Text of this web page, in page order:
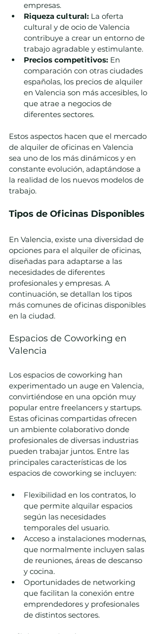
empresas.
Riqueza cultural: La oferta
cultural y de ocio de Valencia
contribuye a crear un entorno de
trabajo agradable y estimulante.
Precios competitivos: En
comparación con otras ciudades
españolas, los precios de alquiler
en Valencia son más accesibles, lo
que atrae a negocios de
diferentes sectores.
Estos aspectos hacen que el mercado
de alquiler de oficinas en Valencia
sea uno de los más dinámicos y en
constante evolución, adaptándose a
la realidad de los nuevos modelos de
trabajo.
Tipos de Oficinas Disponibles
En Valencia, existe una diversidad de
opciones para el alquiler de oficinas,
diseñadas para adaptarse a las
necesidades de diferentes
profesionales y empresas. A
continuación, se detallan los tipos
más comunes de oficinas disponibles
en la ciudad.
Espacios de Coworking en
Valencia
Los espacios de coworking han
experimentado un auge en Valencia,
convirtiéndose en una opción muy
popular entre freelancers y startups.
Estas oficinas compartidas ofrecen
un ambiente colaborativo donde
profesionales de diversas industrias
pueden trabajar juntos. Entre las
principales características de los
espacios de coworking se incluyen:
Flexibilidad en los contratos, lo
que permite alquilar espacios
según las necesidades
temporales del usuario.
Acceso a instalaciones modernas,
que normalmente incluyen salas
de reuniones, áreas de descanso
y cocina.
Oportunidades de networking
que facilitan la conexión entre
emprendedores y profesionales
de distintos sectores.